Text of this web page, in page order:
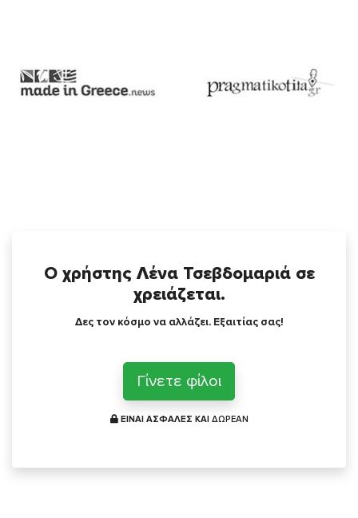
Ο χρήστης Λένα Τσεβδομαριά σε
χρειάζεται.
Δες τον κόσμο να αλλάζει. Εξαιτίας σας!
Γίνετε φίλοι
ΕΙΝΑΙ ΑΣΦΑΛΕΣ ΚΑΙ ΔΩΡΕΑΝ